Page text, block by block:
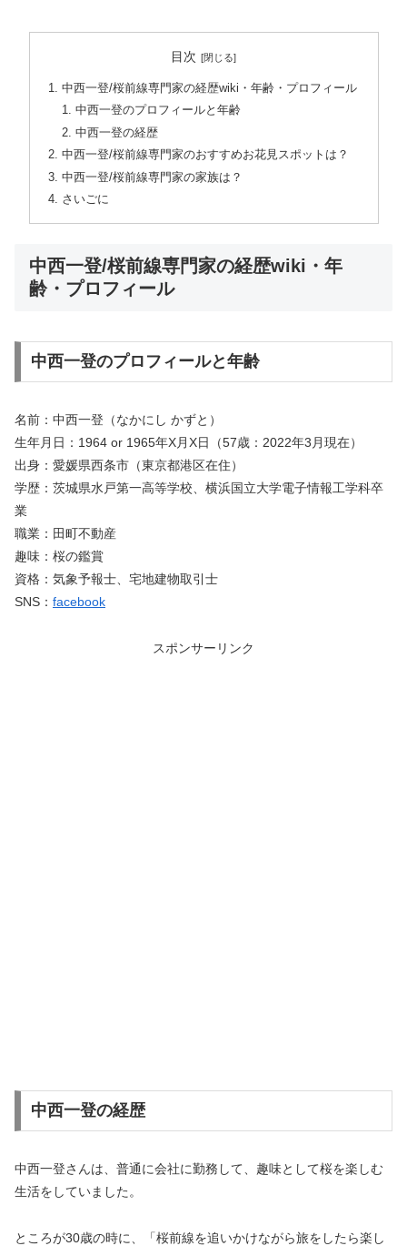
目次
中西一登/桜前線専門家の経歴wiki・年齢・プロフィール
中西一登のプロフィールと年齢
中西一登の経歴
中西一登/桜前線専門家のおすすめお花見スポットは？
中西一登/桜前線専門家の家族は？
さいごに
中西一登/桜前線専門家の経歴wiki・年
齢・プロフィール
中西一登のプロフィールと年齢
名前： 中西一登（なかにし かずと）
生年月日：1964 or 1965年X月X日（57歳：2022年3月現在）
出身：愛媛県西条市（東京都港区在住）
学歴：茨城県水戸第一高等学校、横浜国立大学電子情報工学科卒
業
職業：田町不動産
趣味：桜の鑑賞
資格：気象予報士、宅地建物取引士
SNS： facebook
スポンサーリンク
中西一登の経歴
中西一登さんは、普通に会社に勤務して、趣味として桜を楽しむ
生活をしていました。
ところが30歳の時に、「桜前線を追いかけながら旅をしたら楽し